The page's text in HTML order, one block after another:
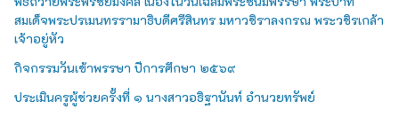
สมเด็จพระปรเมนทรรามาธิบดีศรีสินทร มหาวชิราลงกรณ พระวชิรเกล้า
เจ้าอยู่หัว
กิจกรรมวันเข้าพรรษา ปีการศึกษา ๒๕๖๙
ประเมินครูผู้ช่วยครั้งที่ ๑ นางสาวอธิฐานันท์ อำนวยทรัพย์